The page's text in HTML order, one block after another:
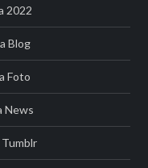
2022
Blog
Foto
News